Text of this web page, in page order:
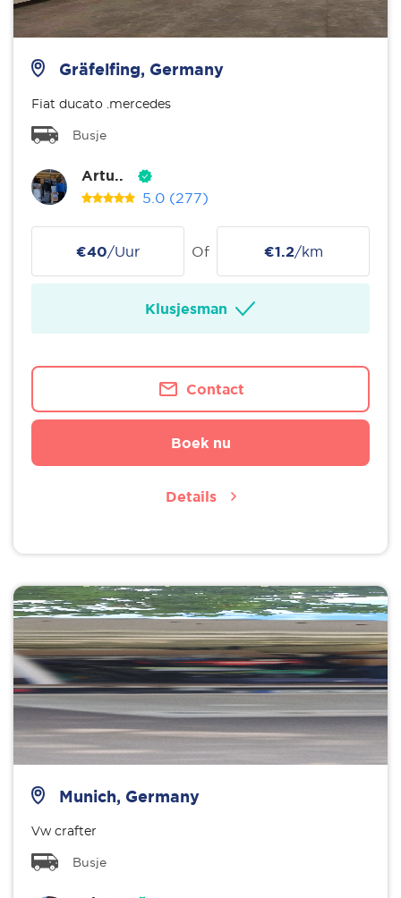
Gräfelfing, Germany
Fiat ducato .mercedes
Busje
Artu..
5.0 (277)
€40/Uur Of €1.2/km
Klusjesman
Contact
Boek nu
Details
Munich, Germany
Vw crafter
Busje